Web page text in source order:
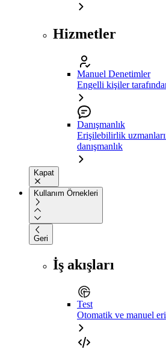
Hizmetler
Manuel Denetimler
Engelli kişiler
Danışmanlık
Erişilebilirlik
danışmanlık
Kapat
Kullanım Örnekleri
Geri
İş akışları
Test
Otomatik ve manuel